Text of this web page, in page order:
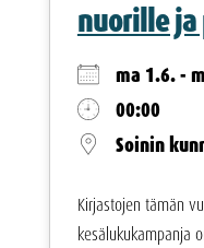
nuorille
ma 1.6. -
00:00
Soinin
Kirjastojen tämän
kesälukukampanja